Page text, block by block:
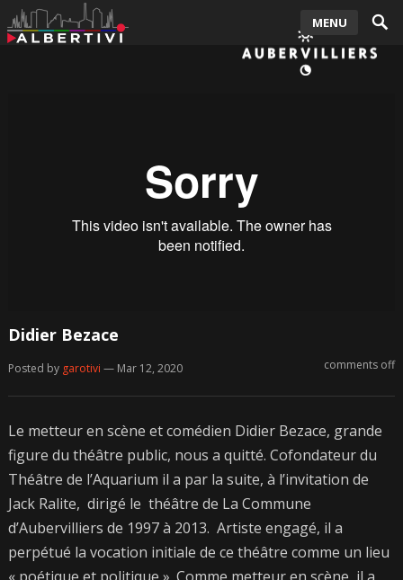
MENU
Didier Bezace
Posted by garotivi — Mar 12, 2020 comments off
Le metteur en scène et comédien Didier Bezace, grande
figure du théâtre public, nous a quitté. Cofondateur du
Théâtre de l’Aquarium il a par la suite, à l’invitation de
Jack Ralite, dirigé le théâtre de La Commune
d’Aubervilliers de 1997 à 2013. Artiste engagé, il a
perpétué la vocation initiale de ce théâtre comme un lieu